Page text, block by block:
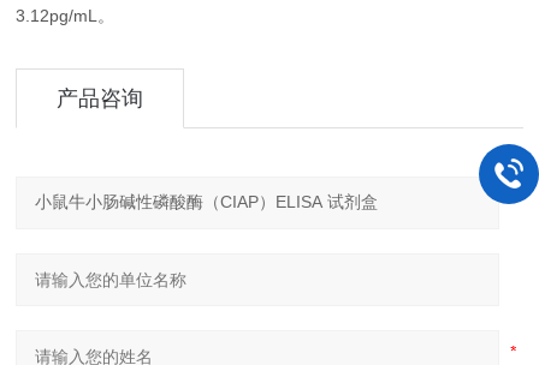
3.12pg/mL 。
产品咨询